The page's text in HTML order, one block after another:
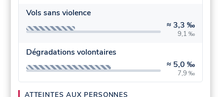
Vols sans violence
≈ 3,3 ‰
9,1 ‰
Dégradations volontaires
≈ 5,0 ‰
7,9 ‰
ATTEINTES AUX PERSONNES